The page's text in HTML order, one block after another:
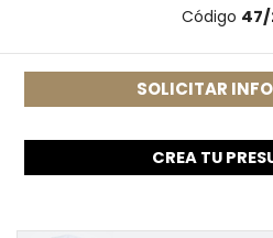
Código 47/
SOLICITAR
CREA TU